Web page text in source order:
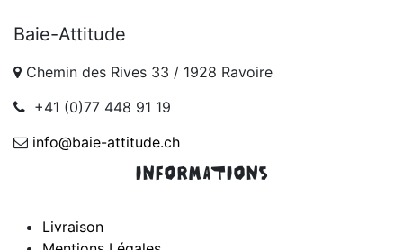
Baie-Attitude
Chemin des Rives 33 / 1928 Ravoire
+41 (0)77 448 91 19
info@baie-attitude.ch
INFORMATIONS
Livraison